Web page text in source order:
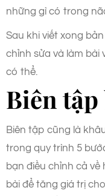
những gì có trong
Sau khi viết xong
chỉnh sửa và làm
có thể.
Biên
Biên tập cũng là
trong quy trình 5
bạn điều chỉnh cả
bài để tăng giá trị